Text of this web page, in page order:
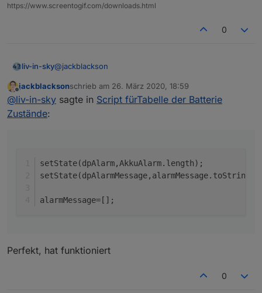
https://www.screentogif.com/downloads.html
0
liv-in-sky@jackblackson
oje - fehlerchen
Offline
jackblacksonschrieb am 26. März 2020, 18:59
zuletzt editiert von
@liv-in-sky sagte in Script fürTabelle der Batterie
Zustände:
setState(dpAlarm,AkkuAlarm.length);
alarmMessage=[];
Perfekt, hat funktioniert
0